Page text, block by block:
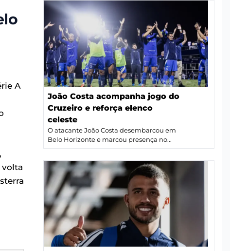
A
,
volta
João Costa acompanha jogo do
Cruzeiro e reforça elenco
celeste
O atacante João Costa desembarcou em
Belo Horizonte e marcou presença no...